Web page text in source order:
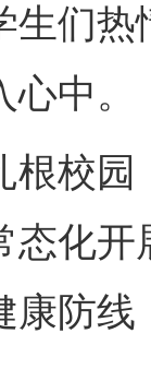
们热
中。
校园
态化
康防